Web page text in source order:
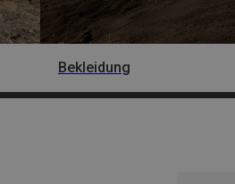
Bekleidung